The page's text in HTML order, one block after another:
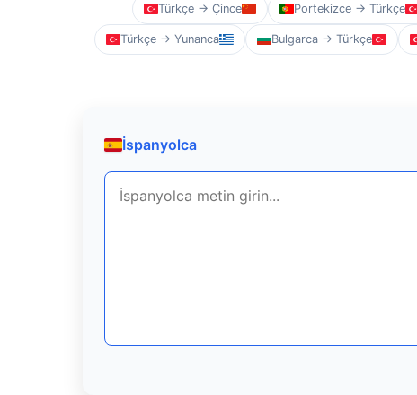
Türkçe → Çince Portekizce → Türkçe
Türkçe → Yunanca Bulgarca → Türkçe
İspanyolca